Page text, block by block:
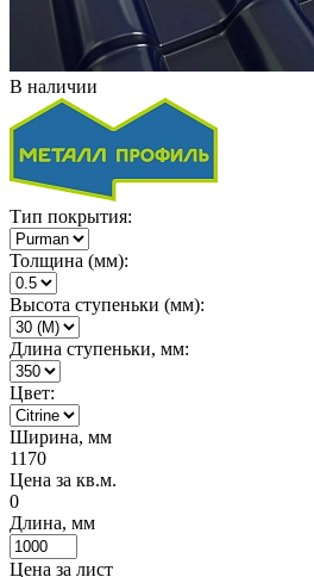
В наличии
Тип покрытия:
Толщина (мм):
Высота ступеньки (мм):
Длина ступеньки, мм:
Цвет:
Ширина, мм
1170
Цена за кв.м.
0
Длина, мм
Цена за лист